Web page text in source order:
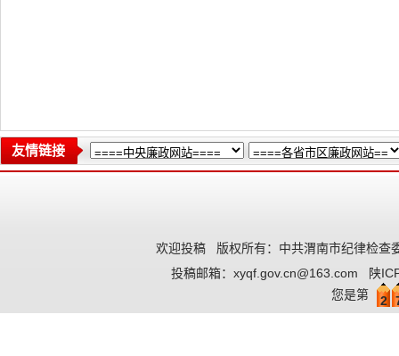
友情链接
欢迎投稿 版权所有：中共渭南市纪律检查
投稿邮箱： xyqf.gov.cn@163.com
陕
您是第